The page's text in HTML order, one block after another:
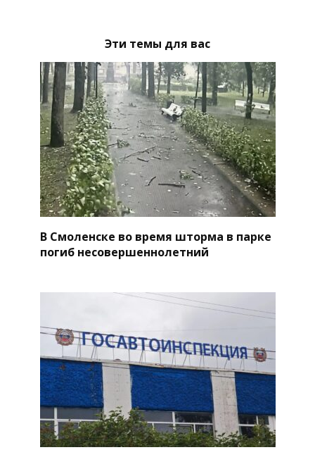
Эти темы для вас
В Смоленске во время шторма в парке
погиб несовершеннолетний